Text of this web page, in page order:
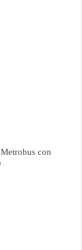
con